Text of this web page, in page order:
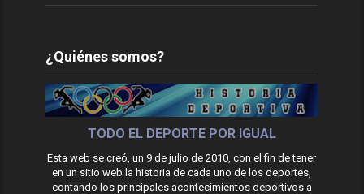
¿Quiénes somos?
TODO EL DEPORTE POR IGUAL
Esta web se creó, un 9 de julio de 2010, con el fin de tener
en un sitio web la historia de cada uno de los deportes,
contando los principales acontecimientos deportivos a